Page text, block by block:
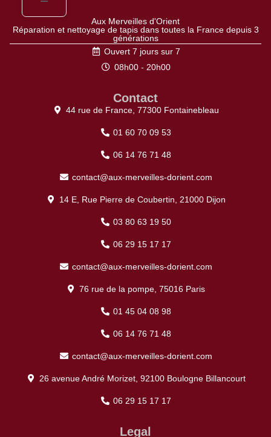
Aux Merveilles d'Orient
Réparation et nettoyage de tapis dans toutes la France depuis 3
générations
Ouvert 7 jours sur 7
08h00 - 20h00
Contact
44 rue de France, 77300 Fontainebleau
01 60 70 09 53
06 14 76 71 48
contact@aux-merveilles-dorient.com
14 E, Rue Pierre de Coubertin, 21000 Dijon
03 80 63 19 50
06 29 15 17 17
contact@aux-merveilles-dorient.com
76 rue de la pompe, 75016 Paris
01 45 04 08 98
06 14 76 71 48
contact@aux-merveilles-dorient.com
26 avenue André Morizet, 92100 Boulogne Billancourt
06 29 15 17 17
Legal